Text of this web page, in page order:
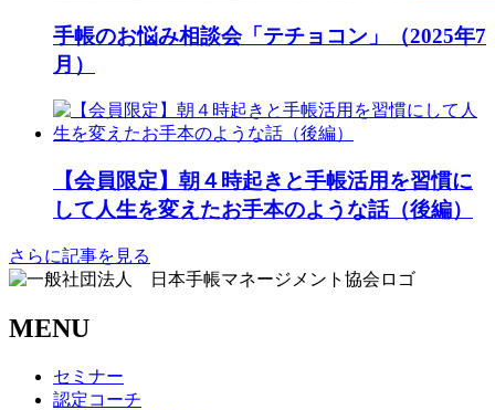
手帳のお悩み相談会「テチョコン」（2025年7
月）
【会員限定】朝４時起きと手帳活用を習慣に
して人生を変えたお手本のような話（後編）
さらに記事を見る
MENU
セミナー
認定コーチ